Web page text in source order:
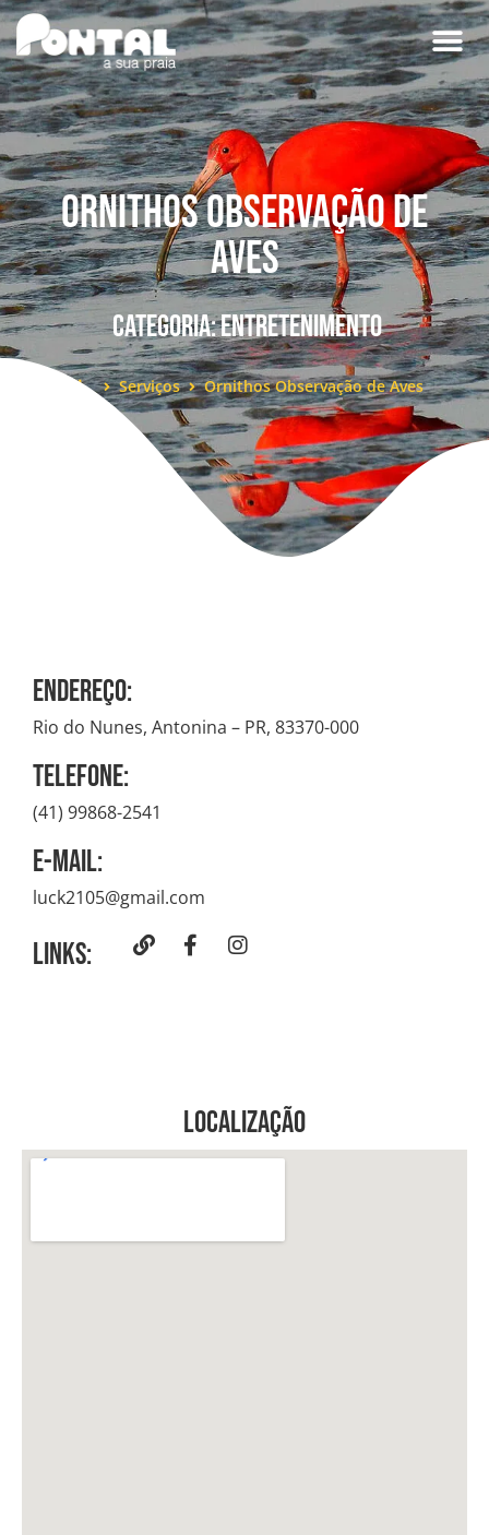
Ornithos Observação de
Aves
Categoria:Entretenimento
Serviços Ornithos Observação de Aves
Endereço:
Rio do Nunes, Antonina – PR, 83370-000
Telefone:
(41) 99868-2541
E-mail:
luck2105@gmail.com
Links:
Localização